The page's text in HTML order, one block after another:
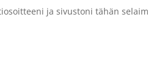
ja sivustoni tähän